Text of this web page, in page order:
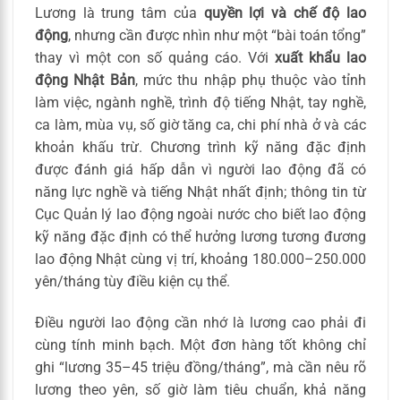
Lương là trung tâm của quyền lợi và chế độ lao
động, nhưng cần được nhìn như một “bài toán tổng”
thay vì một con số quảng cáo. Với xuất khẩu lao
động Nhật Bản, mức thu nhập phụ thuộc vào tỉnh
làm việc, ngành nghề, trình độ tiếng Nhật, tay nghề,
ca làm, mùa vụ, số giờ tăng ca, chi phí nhà ở và các
khoản khấu trừ. Chương trình kỹ năng đặc định
được đánh giá hấp dẫn vì người lao động đã có
năng lực nghề và tiếng Nhật nhất định; thông tin từ
Cục Quản lý lao động ngoài nước cho biết lao động
kỹ năng đặc định có thể hưởng lương tương đương
lao động Nhật cùng vị trí, khoảng 180.000–250.000
yên/tháng tùy điều kiện cụ thể.
Điều người lao động cần nhớ là lương cao phải đi
cùng tính minh bạch. Một đơn hàng tốt không chỉ
ghi “lương 35–45 triệu đồng/tháng”, mà cần nêu rõ
lương theo yên, số giờ làm tiêu chuẩn, khả năng